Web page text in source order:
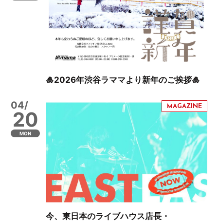
🎍2026年渋谷ラママより新年のご挨拶🎍
04/
20
MON
今、東日本のライブハウス店長・